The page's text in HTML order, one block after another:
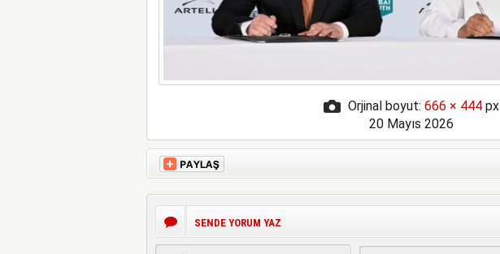
Orjinal boyut: 666 × 444px
20 Mayıs 2026
SENDE YORUM YAZ